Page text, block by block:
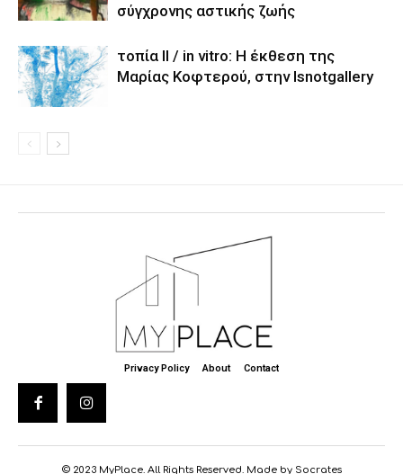
σύγχρονης αστικής ζωής
τοπία II / in vitro: H έκθεση της
Μαρίας Κοφτερού, στην Isnotgallery
Privacy Policy About Contact
© 2023 MyPlace. All Rights Reserved. Made by Socrates